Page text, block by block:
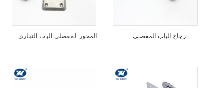
المحور المفصلي الباب التجاري زجاج الباب المفصلي